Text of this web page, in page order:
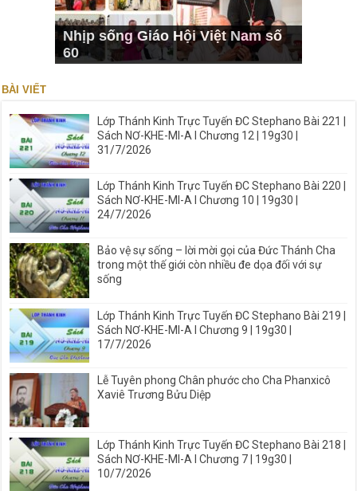
Nhịp sống Giáo Hội Việt Nam số
60
BÀI VIẾT
Lớp Thánh Kinh Trực Tuyến ĐC Stephano Bài 221 |
Sách NƠ-KHE-MI-A I Chương 12 | 19g30 |
31/7/2026
Lớp Thánh Kinh Trực Tuyến ĐC Stephano Bài 220 |
Sách NƠ-KHE-MI-A I Chương 10 | 19g30 |
24/7/2026
Bảo vệ sự sống – lời mời gọi của Đức Thánh Cha
trong một thế giới còn nhiều đe dọa đối với sự
sống
Lớp Thánh Kinh Trực Tuyến ĐC Stephano Bài 219 |
Sách NƠ-KHE-MI-A I Chương 9 | 19g30 |
17/7/2026
Lễ Tuyên phong Chân phước cho Cha Phanxicô
Xaviê Trương Bửu Diệp
Lớp Thánh Kinh Trực Tuyến ĐC Stephano Bài 218 |
Sách NƠ-KHE-MI-A I Chương 7 | 19g30 |
10/7/2026